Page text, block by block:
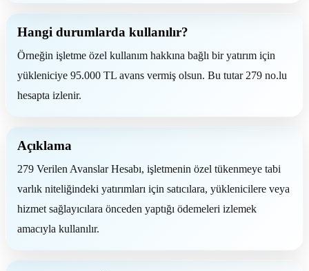
Hangi durumlarda kullanılır?
Örneğin işletme özel kullanım hakkına bağlı bir yatırım için
yükleniciye 95.000 TL avans vermiş olsun. Bu tutar 279 no.lu
hesapta izlenir.
Açıklama
279 Verilen Avanslar Hesabı, işletmenin özel tükenmeye tabi
varlık niteliğindeki yatırımları için satıcılara, yüklenicilere veya
hizmet sağlayıcılara önceden yaptığı ödemeleri izlemek
amacıyla kullanılır.